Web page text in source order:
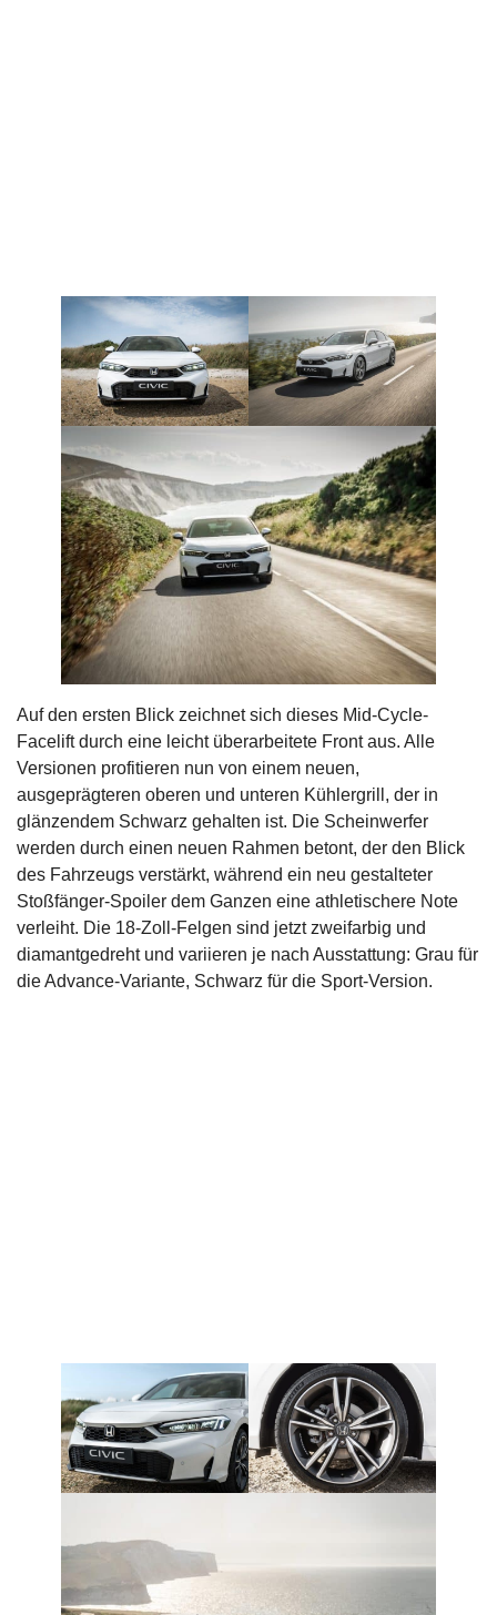
Auf den ersten Blick zeichnet sich dieses Mid-Cycle-
Facelift durch eine leicht überarbeitete Front aus. Alle
Versionen profitieren nun von einem neuen,
ausgeprägteren oberen und unteren Kühlergrill, der in
glänzendem Schwarz gehalten ist. Die Scheinwerfer
werden durch einen neuen Rahmen betont, der den Blick
des Fahrzeugs verstärkt, während ein neu gestalteter
Stoßfänger-Spoiler dem Ganzen eine athletischere Note
verleiht. Die 18-Zoll-Felgen sind jetzt zweifarbig und
diamantgedreht und variieren je nach Ausstattung: Grau für
die Advance-Variante, Schwarz für die Sport-Version.